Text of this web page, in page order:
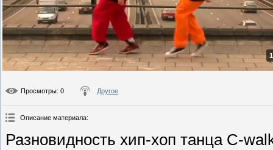
Просмотры: 0 Другое
Описание материала:
Разновидность хип-хоп танца C-